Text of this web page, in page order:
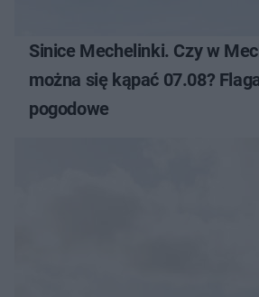
Sinice Mechelinki. Czy w
można się kąpać 07.08?
pogodowe